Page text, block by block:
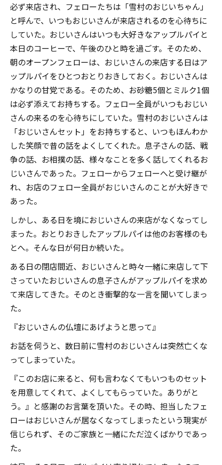
必ず来店され、フェローたちは「雪村のおじいちゃん」
と呼んで、いつもおじいさんが来店されるのを心待ちに
していた。おじいさんはいつも大好きなアップルパイと
本日のコーヒーで、午後のひと時を過ごす。そのため、
朝のオープンフェローは、おじいさんの来店する日はア
ップルパイをひとつおとりおきしておく。おじいさんは
かなりの甘党である。そのため、お砂糖5個とミルク1個
は必ず添えてお持ちする。フェロー全員がいつもおじい
さんの来るのを心待ちにしていた。雪村のおじいさんは
「おじいさんセット」をお持ちすると、いつもほんわか
した笑顔で昔の話をよくしてくれた。息子さんの話、戦
争の話、お相撲の話、様々なことを多く話してくれるお
じいさんであった。フェローからフェローへと受け継が
れ、お店のフェロー全員がおじいさんのことが大好きで
あった。
しかし、ある日を境におじいさんの来店がなくなってし
まった。おとりおきしたアップルパイは他のお客様のも
とへ。そんな日が何日か続いた。
ある日の閉店間近、おじいさんと時々一緒に来店して下
さっていたおじいさんの息子さんがアップルパイを求め
て来店してきた。そのとき衝撃的な一言を聞いてしまっ
た。
『おじいさんの仏壇にあげようと思って』
お話を伺うと、数日前に雪村のおじいさんは突然亡くな
ってしまっていた。
『このお店に来ると、何も言わなくてもいつものセット
を用意してくれて、よくしてもらっていた。ありがと
う。』と感謝のお言葉を頂いた。その時、担当したフェ
ローはおじいさんが居なくなってしまったという現実が
信じられず、そのご家族と一緒にただ泣くばかりであっ
た。